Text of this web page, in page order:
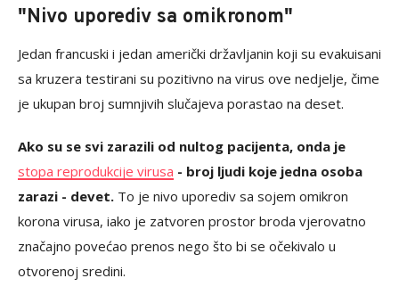
"Nivo uporediv sa omikronom"
Jedan francuski i jedan američki državljanin koji su evakuisani
sa kruzera testirani su pozitivno na virus ove nedjelje, čime
je ukupan broj sumnjivih slučajeva porastao na deset.
Ako su se svi zarazili od nultog pacijenta, onda je
stopa reprodukcije virusa - broj ljudi koje jedna osoba
zarazi - devet. To je nivo uporediv sa sojem omikron
korona virusa, iako je zatvoren prostor broda vjerovatno
značajno povećao prenos nego što bi se očekivalo u
otvorenoj sredini.